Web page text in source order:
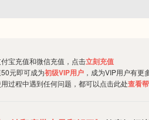
宝充值和微信充值，点击立刻充值
元即可成为初级VIP用户 ，成为VIP用户有更
过程中遇到任何问题，都可以点击此处查看